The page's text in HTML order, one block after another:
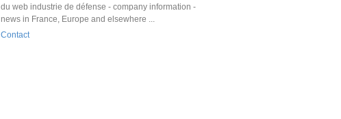
du web industrie de défense - company information -
news in France, Europe and elsewhere ...
Contact